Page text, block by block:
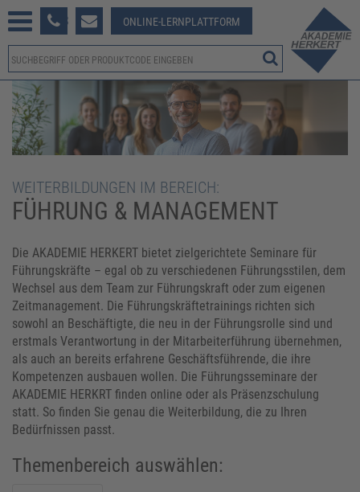
381-123 ONLINE-LERNPLATTFORM
WEITERBILDUNGEN IM BEREICH:
FÜHRUNG & MANAGEMENT
Die AKADEMIE HERKERT bietet zielgerichtete Seminare für
Führungskräfte – egal ob zu verschiedenen Führungsstilen, dem
Wechsel aus dem Team zur Führungskraft oder zum eigenen
Zeitmanagement. Die Führungskräftetrainings richten sich
sowohl an Beschäftigte, die neu in der Führungsrolle sind und
erstmals Verantwortung in der Mitarbeiterführung übernehmen,
als auch an bereits erfahrene Geschäftsführende, die ihre
Kompetenzen ausbauen wollen. Die Führungsseminare der
AKADEMIE HERKRT finden online oder als Präsenzschulung
statt. So finden Sie genau die Weiterbildung, die zu Ihren
Bedürfnissen passt.
Themenbereich auswählen: